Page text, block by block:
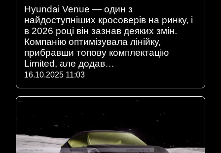
Hyundai Venue — один з
найдоступніших кросоверів на ринку, і
в 2026 році він зазнав деяких змін.
Компанію оптимізувала лінійку,
прибравши топову комплектацію
Limited, але додав…
16.10.2025 11:03